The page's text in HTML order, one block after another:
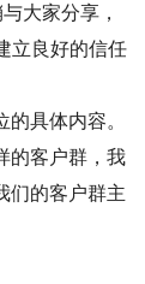
大家分享，
立良好的信任
具体内容。
的客户群，我
们的客户群主